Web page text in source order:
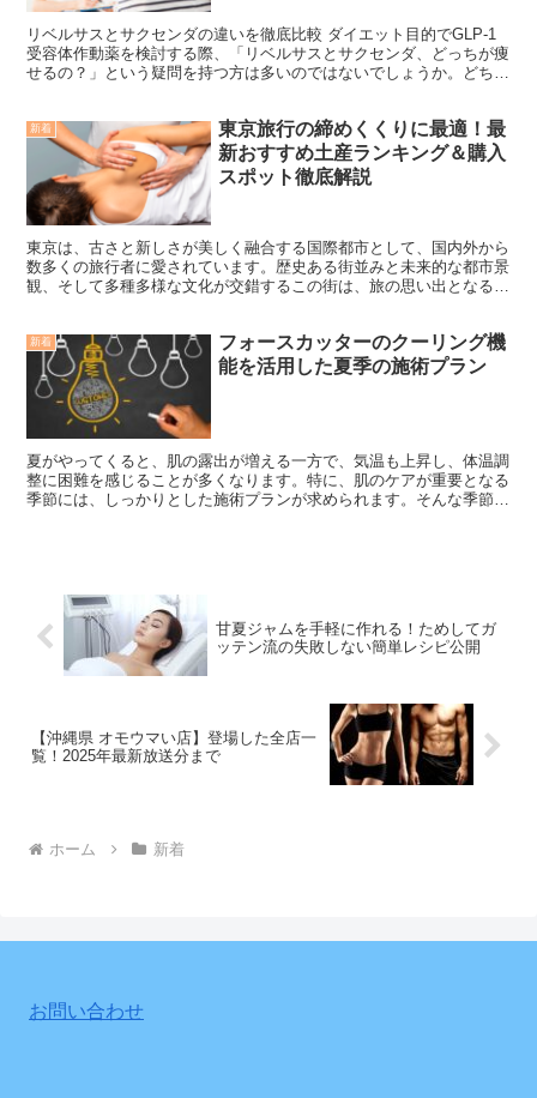
リベルサスとサクセンダの違いを徹底比較 ダイエット目的でGLP-1
受容体作動薬を検討する際、「リベルサスとサクセンダ、どっちが痩
せるの？」という疑問を持つ方は多いのではないでしょうか。どちら
新着
東京旅行の締めくくりに最適！最
新おすすめ土産ランキング＆購入
スポット徹底解説
東京は、古さと新しさが美しく融合する国際都市として、国内外から
数多くの旅行者に愛されています。歴史ある街並みと未来的な都市景
観、そして多種多様な文化が交錯するこの街は、旅の思い出となる
新着
フォースカッターのクーリング機
能を活用した夏季の施術プラン
夏がやってくると、肌の露出が増える一方で、気温も上昇し、体温調
整に困難を感じることが多くなります。特に、肌のケアが重要となる
季節には、しっかりとした施術プランが求められます。そんな季節に
甘夏ジャムを手軽に作れる！ためしてガ
ッテン流の失敗しない簡単レシピ公開
【沖縄県 オモウマい店】登場した全店一
覧！2025年最新放送分まで
ホーム 新着
お問い合わせ